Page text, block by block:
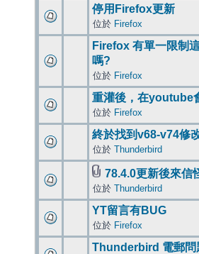
停用Firefox更新
位於 Firefox
Firefox 有單一限制
嗎?
位於 Firefox
重灌後，在youtube
位於 Firefox
終於找到v68-v74修
位於 Thunderbird
78.4.0更新後來信
位於 Thunderbird
YT留言有BUG
位於 Firefox
Thunderbird 電郵問